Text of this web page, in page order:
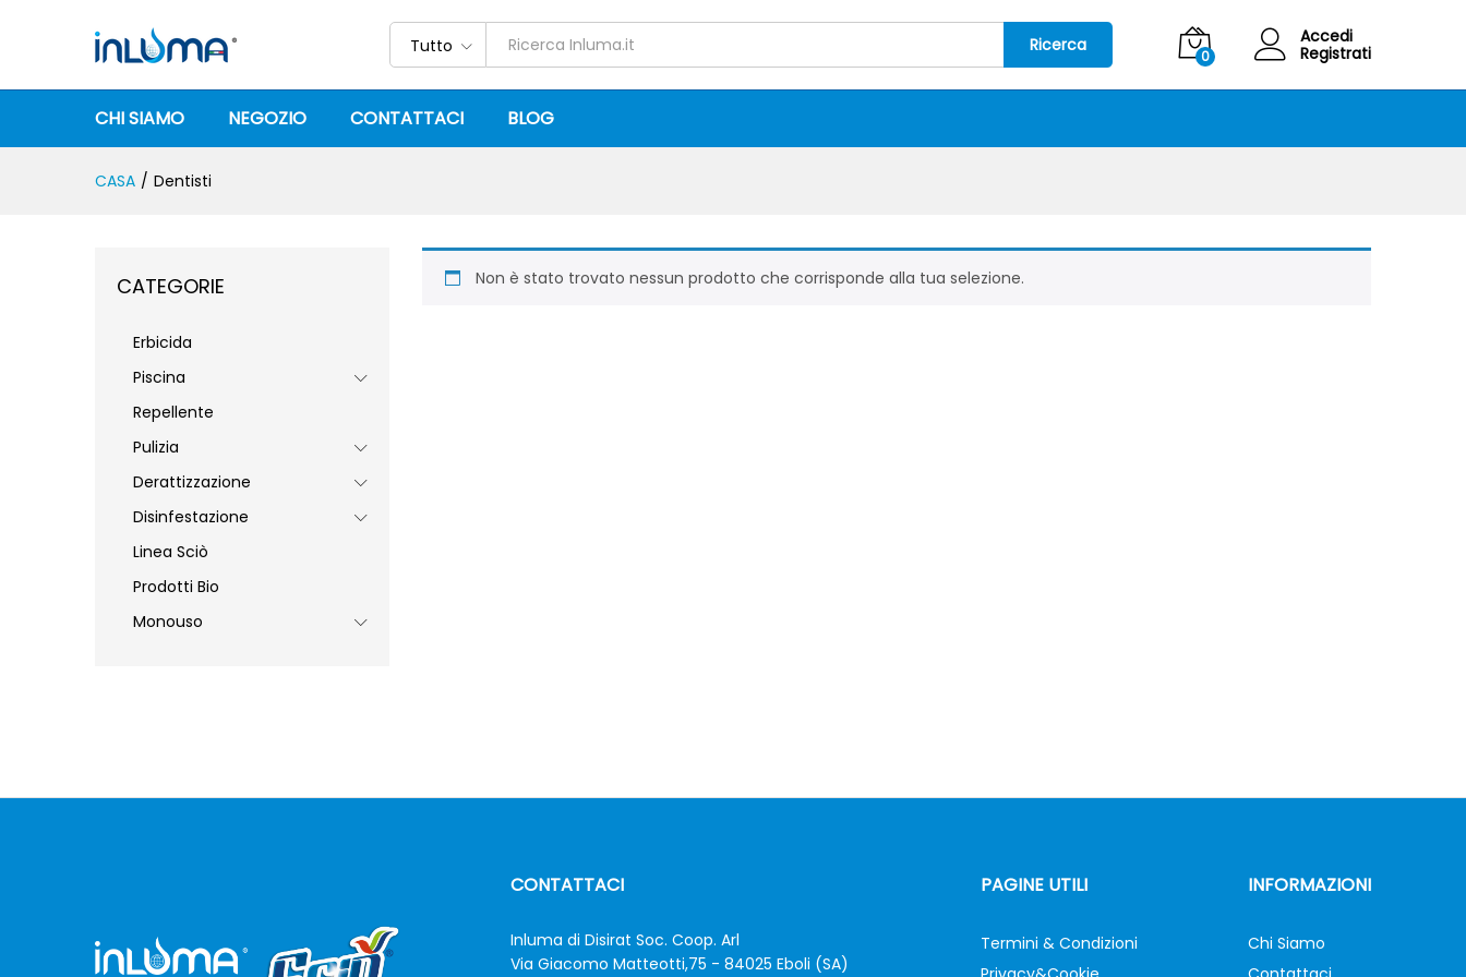
Tutto Ricerca
0
Accedi
Registrati
CHI SIAMO NEGOZIO CONTATTACI BLOG
CASA / Dentisti
Non è stato trovato nessun prodotto che corrisponde alla tua selezione.
CATEGORIE
Erbicida
Piscina
Repellente
Pulizia
Derattizzazione
Disinfestazione
Linea Sciò
Prodotti Bio
Monouso
CONTATTACI
Inluma di Disirat Soc. Coop. Arl
Via Giacomo Matteotti,75 - 84025 Eboli (SA)
PAGINE UTILI
Termini & Condizioni
INFORMAZIONI
Chi Siamo